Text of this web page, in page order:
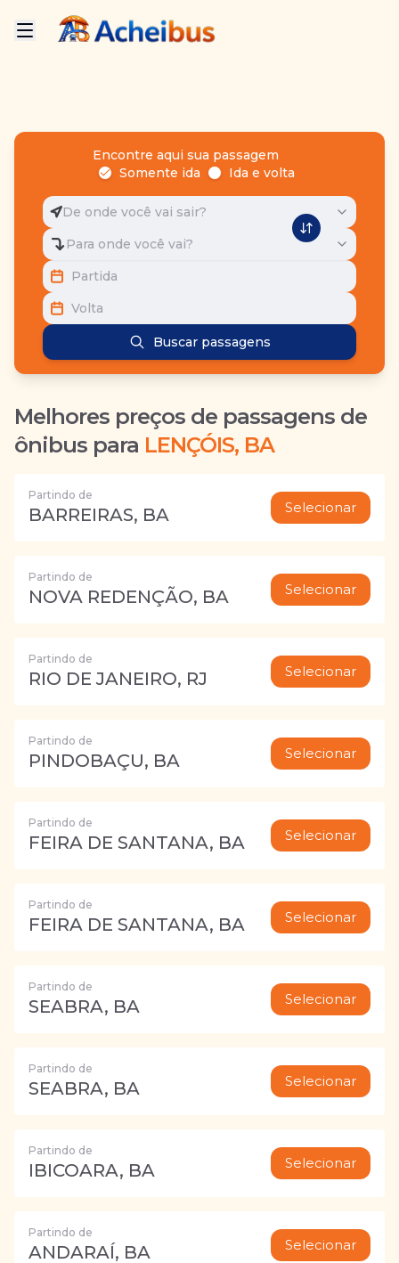
Encontre aqui sua passagem
Somente ida
Ida e volta
De onde você vai sair?
Para onde você vai?
Partida
Volta
Buscar passagens
Melhores preços de passagens de
ônibus para LENÇÓIS, BA
Partindo de
BARREIRAS, BA Selecionar
Partindo de
NOVA REDENÇÃO, BA Selecionar
Partindo de
RIO DE JANEIRO, RJ Selecionar
Partindo de
PINDOBAÇU, BA Selecionar
Partindo de
FEIRA DE SANTANA, BA Selecionar
Partindo de
FEIRA DE SANTANA, BA Selecionar
Partindo de
SEABRA, BA Selecionar
Partindo de
SEABRA, BA Selecionar
Partindo de
IBICOARA, BA Selecionar
Partindo de
ANDARAÍ, BA Selecionar